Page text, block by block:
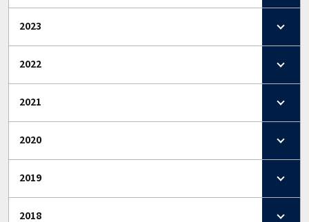
2023
2022
2021
2020
2019
2018